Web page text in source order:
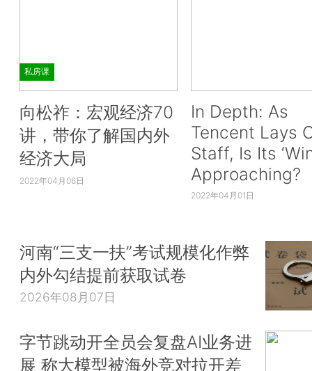
私房课
向松祚：宏观经济70
讲，带你了解国内外
经济大局
2022年04月06日
In Depth: As
Tencent Lays
Staff, Is Its
Approaching?
2022年04月01日
河南“三支一扶”考试规模化作弊
内外勾结提前获取试卷
2026年08月07日
字节跳动开全员会复盘AI业务进
展 称大模型被海外竞对拉开差